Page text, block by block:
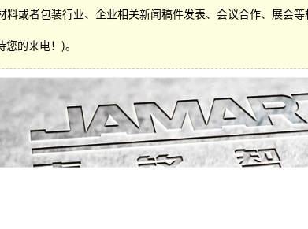
或者包装行业、企业相关新闻稿件发表、会议合作、展会等
您的来电！)。